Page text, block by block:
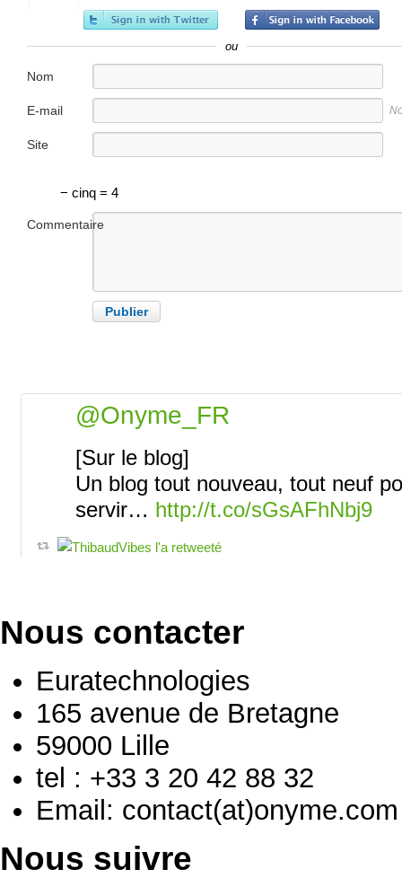
ou
Nom
E-mail
Site
− cinq = 4
Commentaire
@Onyme_FR
[Sur le blog]
Un blog tout nouveau, tout neuf
servir… http://t.co/sGsAFhNbj9
Nous contacter
Euratechnologies
165 avenue de Bretagne
59000 Lille
tel : +33 3 20 42 88 32
Email: contact(at)onyme.com
Nous suivre